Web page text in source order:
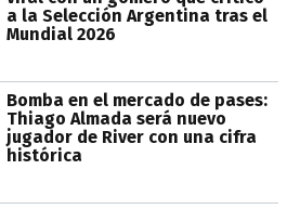
a la Selección Argentina tras el
Mundial 2026
Bomba en el mercado de pases:
Thiago Almada será nuevo
jugador de River con una cifra
histórica